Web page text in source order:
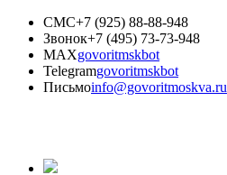
СМС+7 (925) 88-88-948
Звонок+7 (495) 73-73-948
MAXgovoritmskbot
Telegramgovoritmskbot
Письмоinfo@govoritmoskva.ru